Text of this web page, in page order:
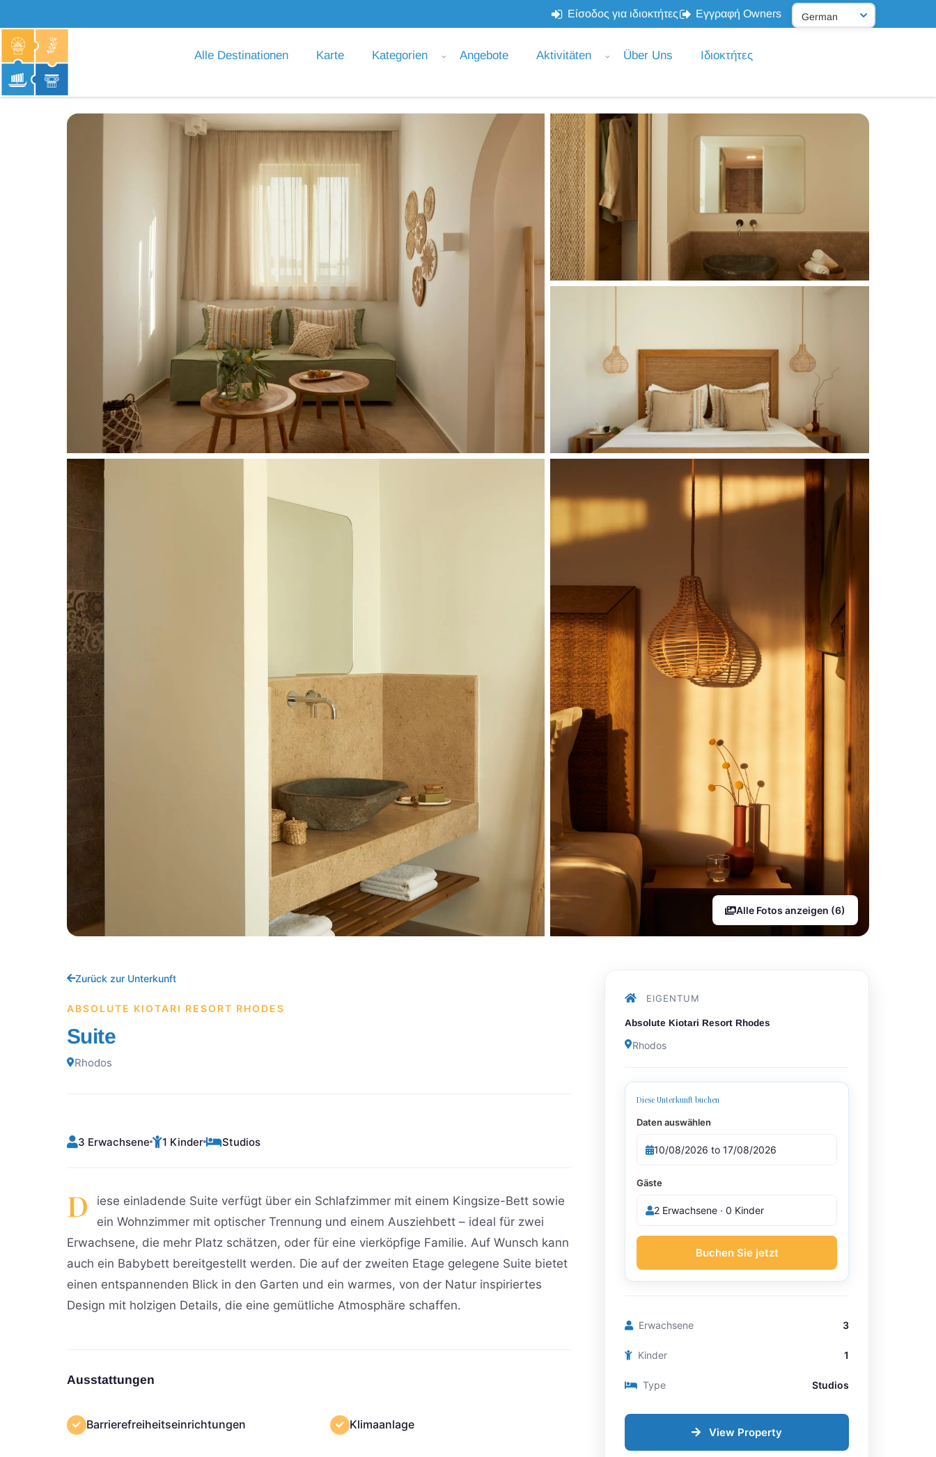
Είσοδος για ιδιοκτήτες Εγγραφή Owners
Alle Destinationen Karte Kategorien Angebote Aktivitäten Über Uns Ιδιοκτήτες
Alle Fotos anzeigen (6)
Zurück zur Unterkunft
ABSOLUTE KIOTARI RESORT RHODES
Suite
Rhodos
3 Erwachsene 1 Kinder Studios
D
iese einladende Suite verfügt über ein Schlafzimmer mit einem Kingsize-Bett sowie
ein Wohnzimmer mit optischer Trennung und einem Ausziehbett – ideal für zwei
Erwachsene, die mehr Platz schätzen, oder für eine vierköpfige Familie. Auf Wunsch kann
auch ein Babybett bereitgestellt werden. Die auf der zweiten Etage gelegene Suite bietet
einen entspannenden Blick in den Garten und ein warmes, von der Natur inspiriertes
Design mit holzigen Details, die eine gemütliche Atmosphäre schaffen.
Ausstattungen
Barrierefreiheitseinrichtungen Klimaanlage
EIGENTUM
Absolute Kiotari Resort Rhodes
Rhodos
Diese Unterkunft buchen
Daten auswählen
Gäste
2 Erwachsene · 0 Kinder
Buchen Sie jetzt
Erwachsene 3
Kinder 1
Type Studios
View Property